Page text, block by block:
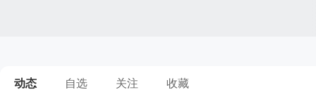
动态 自选 关注 收藏